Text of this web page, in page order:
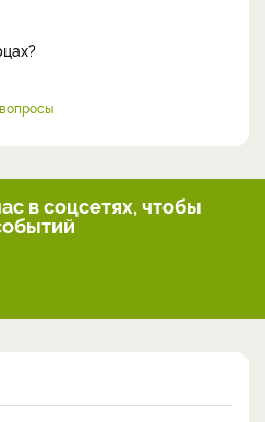
в соцсетях, чтобы